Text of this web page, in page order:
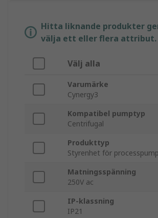
Hitta liknande produkter
välja ett eller flera attribut.
Välj alla
Varumärke
Cynergy3
Kompatibel pumptyp
Centrifugal
Produkttyp
Styrenhet för processpump
Matningsspänning
250V ac
IP-klassning
IP21